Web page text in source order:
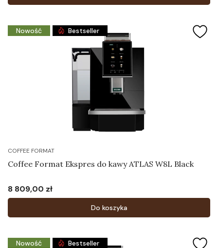
Nowość Bestseller
COFFEE FORMAT
Coffee Format Ekspres do kawy ATLAS W8L Black
Cena
8 809,00 zł
Do koszyka
Nowość Bestseller